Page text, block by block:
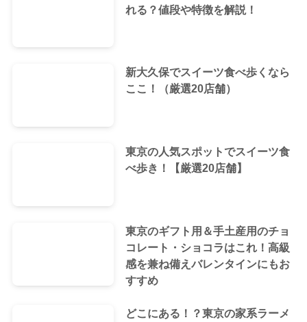
れる？値段や特徴を解説！
新大久保でスイーツ食べ歩くなら
ここ！（厳選20店舗）
東京の人気スポットでスイーツ食
べ歩き！【厳選20店舗】
東京のギフト用＆手土産用のチョ
コレート・ショコラはこれ！高級
感を兼ね備えバレンタインにもお
すすめ
どこにある！？東京の家系ラーメ